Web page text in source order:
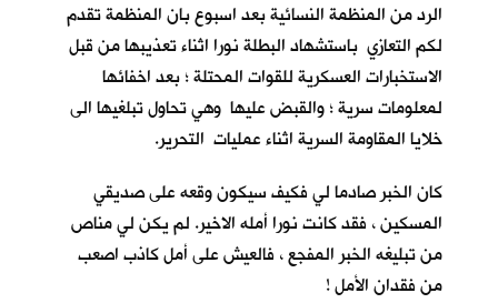
الرد من المنظمة النسائية بعد اسبوع بان المنظمة تقدم
لكم التعازي باستشهاد البطلة نورا اثناء تعذيبها من قبل
الاستخبارات العسكرية للقوات المحتلة ؛ بعد اخفائها
لمعلومات سرية ؛ والقبض عليها وهي تحاول تبلغيها الى
خلايا المقاومة السرية اثناء عمليات التحرير.
كان الخبر صادما لي فكيف سيكون وقعه على صديقي
المسكين ، فقد كانت نورا أمله الاخير. لم يكن لي مناص
من تبليغه الخبر المفجع ، فالعيش على أمل كاذب اصعب
من فقدان الأمل !